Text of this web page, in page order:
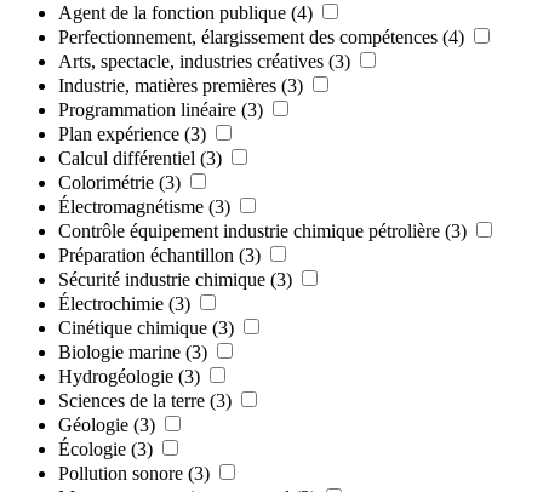
Agent de la fonction publique (4)
Perfectionnement, élargissement des compétences (4)
Arts, spectacle, industries créatives (3)
Industrie, matières premières (3)
Programmation linéaire (3)
Plan expérience (3)
Calcul différentiel (3)
Colorimétrie (3)
Électromagnétisme (3)
Contrôle équipement industrie chimique pétrolière (3)
Préparation échantillon (3)
Sécurité industrie chimique (3)
Électrochimie (3)
Cinétique chimique (3)
Biologie marine (3)
Hydrogéologie (3)
Sciences de la terre (3)
Géologie (3)
Écologie (3)
Pollution sonore (3)